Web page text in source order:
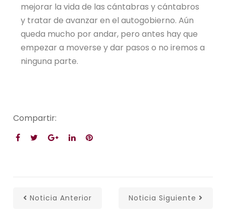
mejorar la vida de las cántabras y cántabros
y tratar de avanzar en el autogobierno. Aún
queda mucho por andar, pero antes hay que
empezar a moverse y dar pasos o no iremos a
ninguna parte.
Compartir:
Noticia Anterior Noticia Siguiente